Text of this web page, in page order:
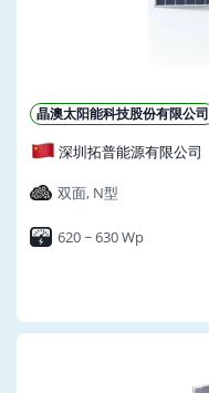
晶澳太阳能科技股份有限公司
605-630/LB
深圳拓普能源有限公司
双面, N型
620 ~ 630 Wp